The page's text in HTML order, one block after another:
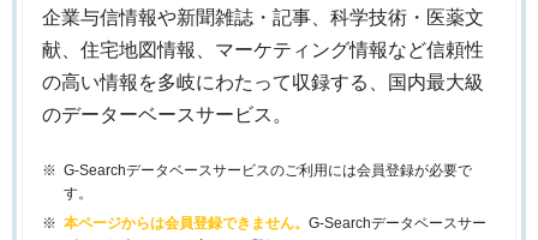
企業与信情報や新聞雑誌・記事、科学技術・医薬文
献、住宅地図情報、マーケティング情報など信頼性
の高い情報を多岐にわたって収録する、国内最大級
のデーターベースサービス。
G-Searchデータベースサービスのご利用には会員登録が必要で
す。
本ページからは会員登録できません。 G-Searchデータベースサー